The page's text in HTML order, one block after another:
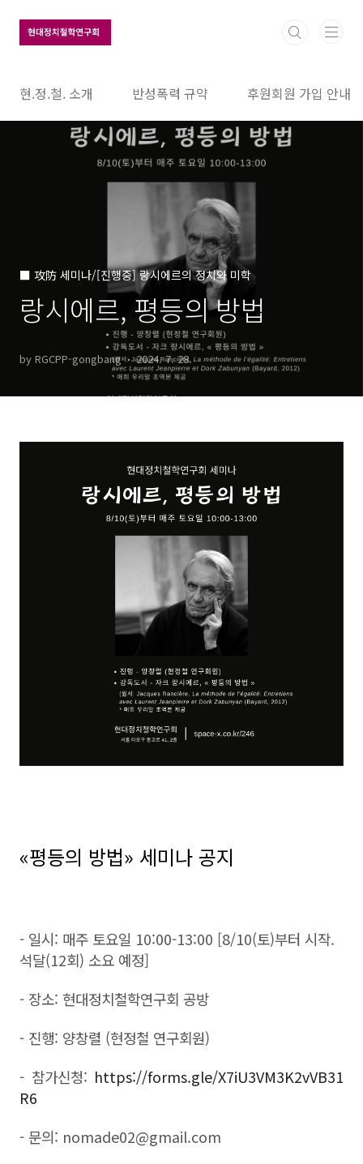
현.정.철. 소개 반성폭력 규약 후원회원 가입 안내
■ 攻防 세미나/[진행중] 랑시에르의 정치와 미학
랑시에르, 평등의 방법
by RGCPP-gongbang 2024. 7. 28.
«평등의 방법» 세미나 공지
- 일시: 매주 토요일 10:00-13:00 [8/10(토)부터 시작.
석달(12회) 소요 예정]
- 장소: 현대정치철학연구회 공방
- 진행: 양창렬 (현정철 연구회원)
- 참가신청: https://forms.gle/X7iU3VM3K2vVB31
R6
- 문의: nomade02@gmail.com